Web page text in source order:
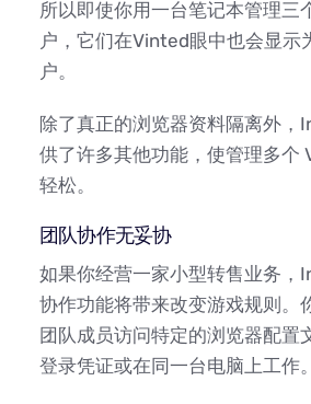
所以即使你用一台笔记本管理三
户，它们在Vinted眼中也会显示
户。
除了真正的浏览器资料隔离外，
供了许多其他功能，使管理多个
轻松。
团队协作无妥协
如果你经营一家小型转售业务，
协作功能将带来改变游戏规则。
团队成员访问特定的浏览器配置
登录凭证或在同一台电脑上工作。